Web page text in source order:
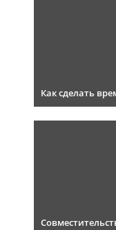
Как сделать